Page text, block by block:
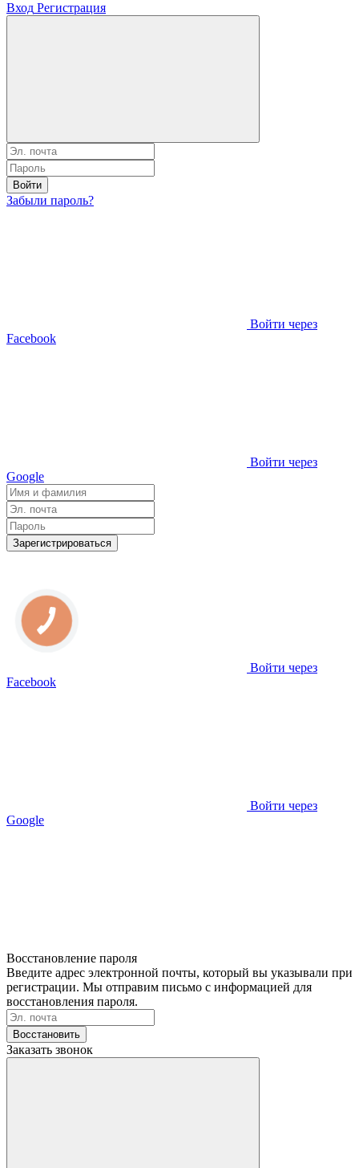
Вход Регистрация
Войти
Забыли пароль?
Войти через
Facebook
Войти через
Google
Зарегистрироваться
Войти через
Facebook
Войти через
Google
Восстановление пароля
Введите адрес электронной почты, который вы указывали при
регистрации. Мы отправим письмо с информацией для
восстановления пароля.
Восстановить
Заказать звонок